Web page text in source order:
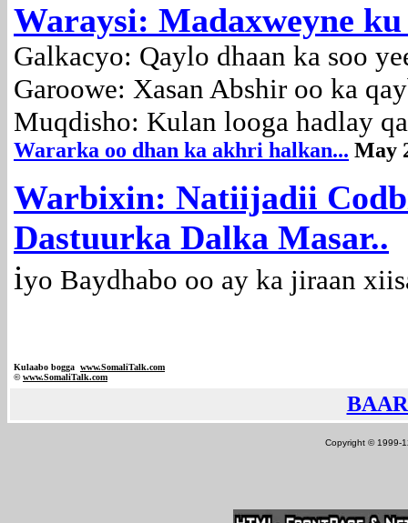
Waraysi: Madaxweyne
Galkacyo: Qaylo dhaan ka soo
Garoowe: Xasan Abshir oo ka
Muqdisho: Kulan looga hadlay
Wararka oo dhan ka akhri halkan... May
Warbixin: Natiijadii
Dastuurka Dalka Masar..
iyo Baydhabo oo ay ka jiraan
Kulaabo bogga www.SomaliTalk.com
©www.SomaliTalk.com
Copyright © 1999-